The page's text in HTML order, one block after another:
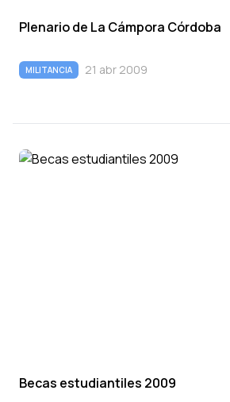
Plenario de La Cámpora Córdoba
MILITANCIA 21 abr 2009
Becas estudiantiles 2009